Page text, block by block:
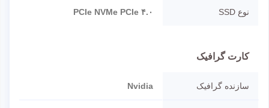
نوع SSD PCIe NVMe PCIe ۴.۰
کارت گرافیک
سازنده گرافیک Nvidia